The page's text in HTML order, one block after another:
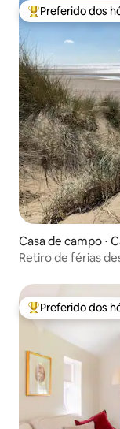
Entre os
Preferido dos
Casa de campo ⋅
Retiro de férias
Entre os
Preferido dos